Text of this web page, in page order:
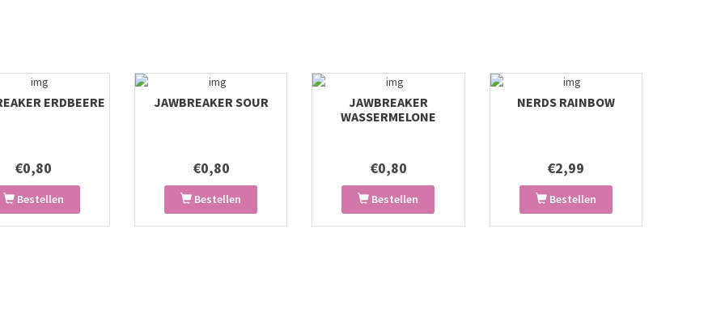
ERDBEERE
€0,80
Bestellen
JAWBREAKER SOUR
€0,80
Bestellen
JAWBREAKER
WASSERMELONE
€0,80
Bestellen
NERDS RAINBOW
€2,99
Bestellen